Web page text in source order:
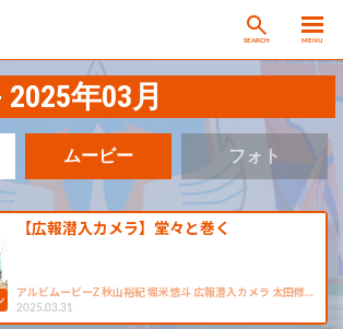
SEARCH MENU
2025年03月
ムービー フォト
【広報潜入カメラ】堂々と巻く
アルビムービーZ 秋山裕紀 堀米悠斗 広報潜入カメラ 太田修…
2025.03.31